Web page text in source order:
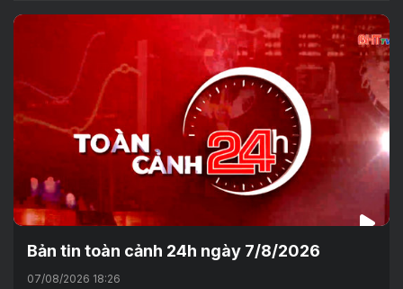
Bản tin toàn cảnh 24h ngày 7/8/2026
07/08/2026 18:26